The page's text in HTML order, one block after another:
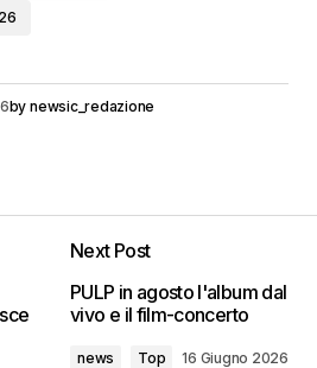
by newsic_redazione
Next Post
PULP in agosto l'album dal
vivo e il film-concerto
news Top 16 Giugno 2026